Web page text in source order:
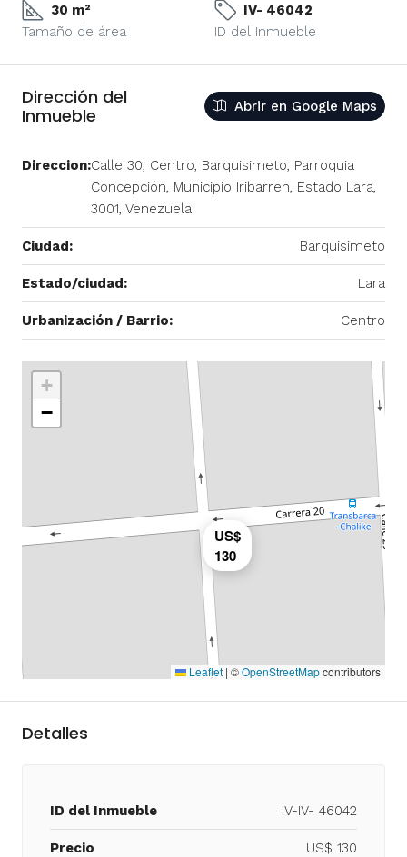
30 m²
Tamaño de área
IV- 46042
ID del Inmueble
Dirección del
Inmueble
Abrir en Google Maps
Direccion:Calle 30, Centro, Barquisimeto, Parroquia
Concepción, Municipio Iribarren, Estado Lara,
3001, Venezuela
Ciudad: Barquisimeto
Estado/ciudad: Lara
Urbanización / Barrio: Centro
US$
130
+
−
Leaflet | ©OpenStreetMapcontributors
Detalles
ID del Inmueble IV-IV- 46042
Precio US$ 130